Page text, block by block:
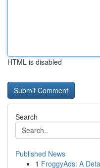
HTML is disabled
Search
Published News
1 FroggyAds: A